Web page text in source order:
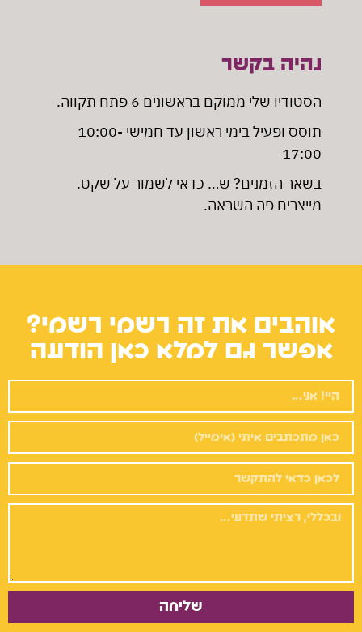
נהיה בקשר
הסטודיו שלי ממוקם בראשונים 6 פתח תקווה
.
תוסס ופעיל בימי ראשון עד חמישי 10:00-
17:00
בשאר הזמנים? ש… כדאי לשמור על שקט.
מייצרים פה השראה.
אוהבים את זה רשמי רשמי?
אפשר גם למלא כאן הודעה
שליחה